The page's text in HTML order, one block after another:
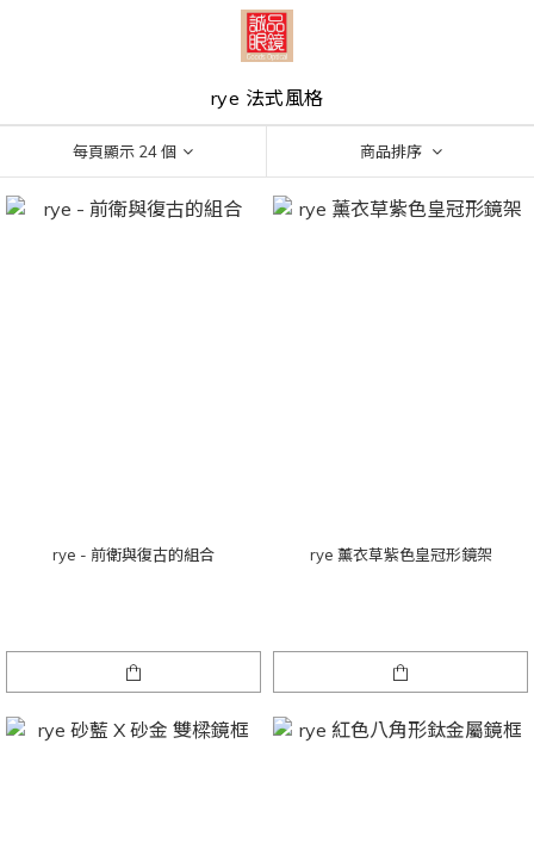
rye 法式風格
每頁顯示 24 個 商品排序
rye - 前衛與復古的組合 rye 薰衣草紫色皇冠形鏡架